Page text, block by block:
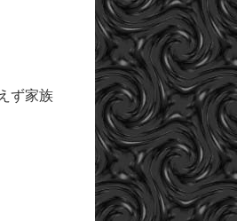
ず家族